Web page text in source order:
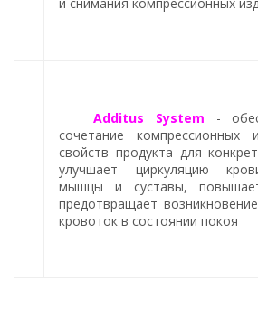
Additus System -
сочетание компрессионных
свойств продукта для
улучшает циркуляцию
мышцы и суставы,
предотвращает
кровоток в состоянии покоя